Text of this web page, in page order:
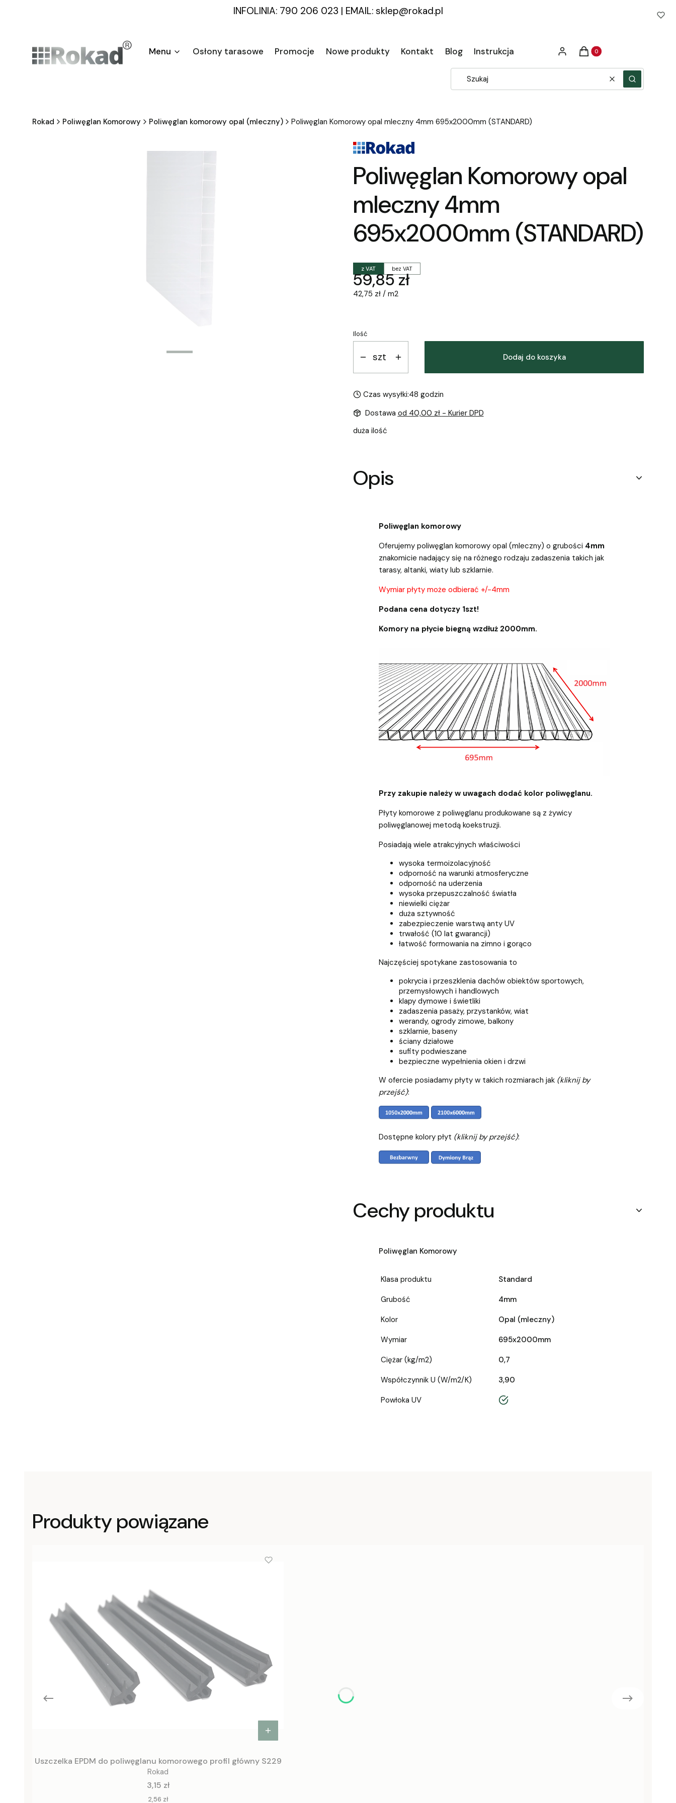
INFOLINIA: 790 206 023 | EMAIL: sklep@rokad.pl
Menu Osłony tarasowe Promocje Nowe produkty Kontakt Blog Instrukcja Zaloguj sięProdukty w koszyku: 0.
Koszyk
WyczyśćSzukaj
Rokad Poliwęglan Komorowy Poliwęglan komorowy opal (mleczny) Poliwęglan Komorowy opal mleczny 4mm 695x2000mm (STANDARD)
Poliwęglan Komorowy opal
mleczny 4mm
695x2000mm (STANDARD)
z VAT bez VAT
Cena
59,85 zł
42,75 zł / m2
Ilość
szt Dodaj do koszyka
Czas wysyłki:48 godzin
Dostawa od 40,00 zł - Kurier DPD
duża ilość
Opis
Poliwęglan komorowy
Oferujemy poliwęglan komorowy opal (mleczny) o grubości 4mm
znakomicie nadający się na różnego rodzaju zadaszenia takich jak
tarasy, altanki, wiaty lub szklarnie.
Wymiar płyty może odbierać +/-4mm
Podana cena dotyczy 1szt!
Komory na płycie biegną wzdłuż 2000mm.
Przy zakupie należy w uwagach dodać kolor poliwęglanu.
Płyty komorowe z poliwęglanu produkowane są z żywicy
poliwęglanowej metodą koekstruzji.
Posiadają wiele atrakcyjnych właściwości
wysoka termoizolacyjność
odporność na warunki atmosferyczne
odporność na uderzenia
wysoka przepuszczalność światła
niewielki ciężar
duża sztywność
zabezpieczenie warstwą anty UV
trwałość (10 lat gwarancji)
łatwość formowania na zimno i gorąco
Najczęściej spotykane zastosowania to
pokrycia i przeszklenia dachów obiektów sportowych,
przemysłowych i handlowych
klapy dymowe i świetliki
zadaszenia pasaży, przystanków, wiat
werandy, ogrody zimowe, balkony
szklarnie, baseny
ściany działowe
sufity podwieszane
bezpieczne wypełnienia okien i drzwi
W ofercie posiadamy płyty w takich rozmiarach jak (kliknij by
przejść):
Dostępne kolory płyt (kliknij by przejść):
Cechy produktu
Poliwęglan Komorowy
Klasa produktu
Standard
Grubość
4mm
Kolor
Opal (mleczny)
Wymiar
695x2000mm
Ciężar (kg/m2)
0,7
Współczynnik U (W/m2/K)
3,90
Powłoka UV
tak
Produkty powiązane
Uszczelka EPDM do poliwęglanu komorowego profil główny S229
Rokad
Cena
3,15 zł
Cena
2,56 zł